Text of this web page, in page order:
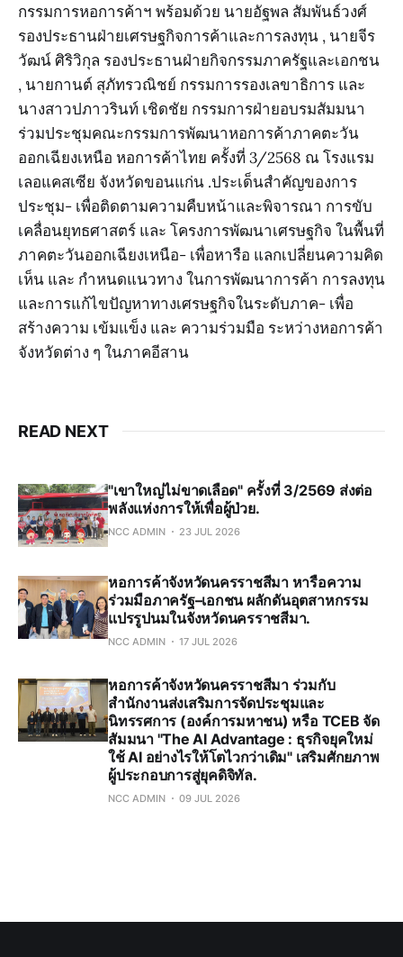
กรรมการหอการค้าฯ พร้อมด้วย นายอัฐพล สัมพันธ์วงศ์
รองประธานฝ่ายเศรษฐกิจการค้าและการลงทุน , นายจีร
วัฒน์ ศิริวิกุล รองประธานฝ่ายกิจกรรมภาครัฐและเอกชน
, นายกานต์ สุภัทรวณิชย์ กรรมการรองเลขาธิการ และ
นางสาวปภาวรินท์ เชิดชัย กรรมการฝ่ายอบรมสัมมนา
ร่วมประชุมคณะกรรมการพัฒนาหอการค้าภาคตะวัน
ออกเฉียงเหนือ หอการค้าไทย ครั้งที่ 3/2568 ณ โรงแรม
เลอแคสเซีย จังหวัดขอนแก่น .ประเด็นสำคัญของการ
ประชุม- เพื่อติดตามความคืบหน้าและพิจารณา การขับ
เคลื่อนยุทธศาสตร์ และ โครงการพัฒนาเศรษฐกิจ ในพื้นที่
ภาคตะวันออกเฉียงเหนือ- เพื่อหารือ แลกเปลี่ยนความคิด
เห็น และ กำหนดแนวทาง ในการพัฒนาการค้า การลงทุน
และการแก้ไขปัญหาทางเศรษฐกิจในระดับภาค- เพื่อ
สร้างความ เข้มแข็ง และ ความร่วมมือ ระหว่างหอการค้า
จังหวัดต่าง ๆ ในภาคอีสาน
READ NEXT
"เขาใหญ่ไม่ขาดเลือด" ครั้งที่ 3/2569 ส่งต่อ
พลังแห่งการให้เพื่อผู้ป่วย.
NCC ADMIN 23 JUL 2026
หอการค้าจังหวัดนครราชสีมา หารือความ
ร่วมมือภาครัฐ–เอกชน ผลักดันอุตสาหกรรม
แปรรูปนมในจังหวัดนครราชสีมา.
NCC ADMIN 17 JUL 2026
หอการค้าจังหวัดนครราชสีมา ร่วมกับ
สำนักงานส่งเสริมการจัดประชุมและ
นิทรรศการ (องค์การมหาชน) หรือ TCEB จัด
สัมมนา "The AI Advantage : ธุรกิจยุคใหม่
ใช้ AI อย่างไรให้โตไวกว่าเดิม" เสริมศักยภาพ
ผู้ประกอบการสู่ยุคดิจิทัล.
NCC ADMIN 09 JUL 2026